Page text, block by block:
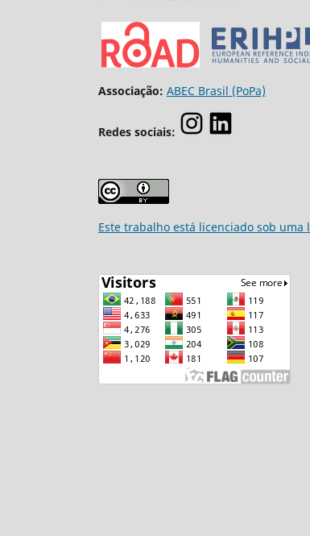
Associação: ABEC Brasil (PoPa)
Redes sociais:
Este trabalho está licenciado sob